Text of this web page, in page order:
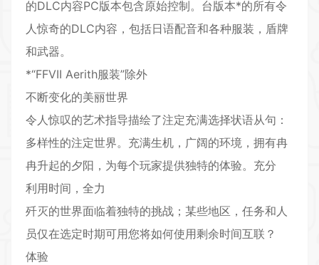
的DLC内容PC版本包含原始控制。台版本*的所有令
人惊奇的DLC内容，包括日语配音和各种服装，盾牌
和武器。
*“FFVII Aerith服装”除外
不断变化的美丽世界
令人惊叹的艺术指导描绘了注定充满选择状语从句：
多样性的注定世界。充满生机，广阔的环境，拥有冉
冉升起的夕阳，为每个玩家提供独特的体验。充分
利用时间，全力
歼灭的世界面临着独特的挑战；某些地区，任务和人
员仅在选定时期可用您将如何使用剩余时间互联 ？
体验